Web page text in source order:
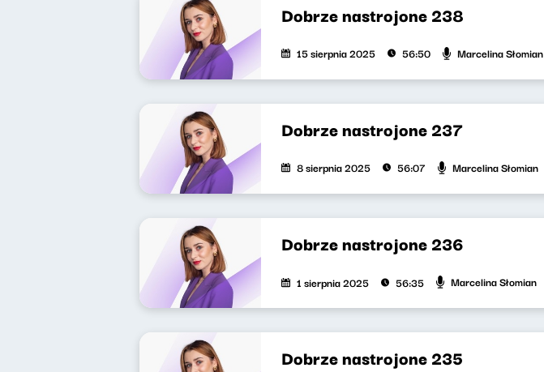
Dobrze nastrojone 238
15 sierpnia 2025 56:50 Marcelina Słomian
Dobrze nastrojone 237
8 sierpnia 2025 56:07 Marcelina Słomian
Dobrze nastrojone 236
1 sierpnia 2025 56:35 Marcelina Słomian
Dobrze nastrojone 235